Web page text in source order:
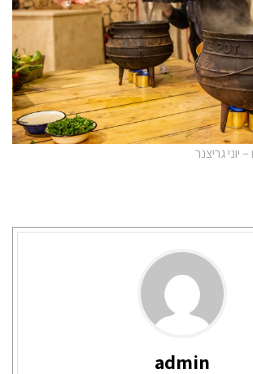
גריצנר
admin